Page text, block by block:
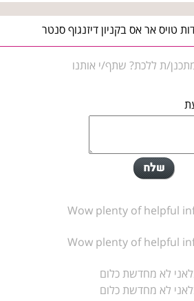
טויס אר אס בקניון דיזנגוף סנטר
ת ללכת? שתף/י אותנו
Wow plenty of helpful
Wow plenty of helpful
לא מחדשת כלום
לא מחדשת כלום